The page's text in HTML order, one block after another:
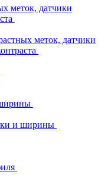
меток, датчики
меток, датчики
и ширины